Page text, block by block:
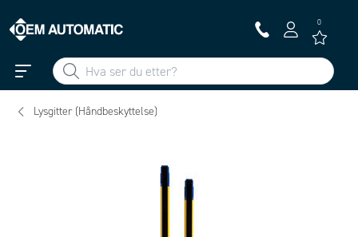
0
Lysgitter (Håndbeskyttelse)